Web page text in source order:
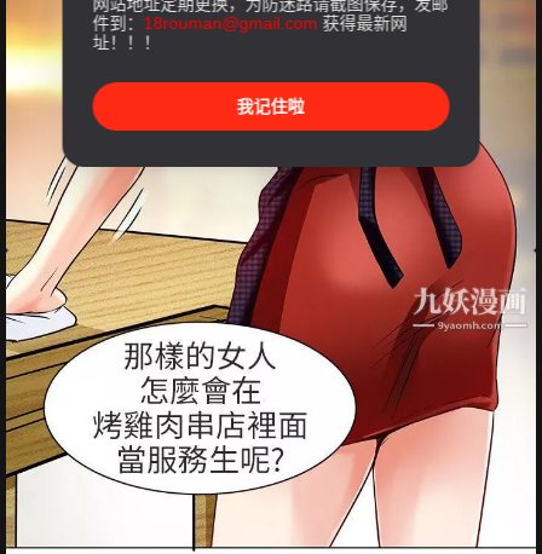
件到： 18rouman@gmail.com 获得最新网
址！！！
我记住啦